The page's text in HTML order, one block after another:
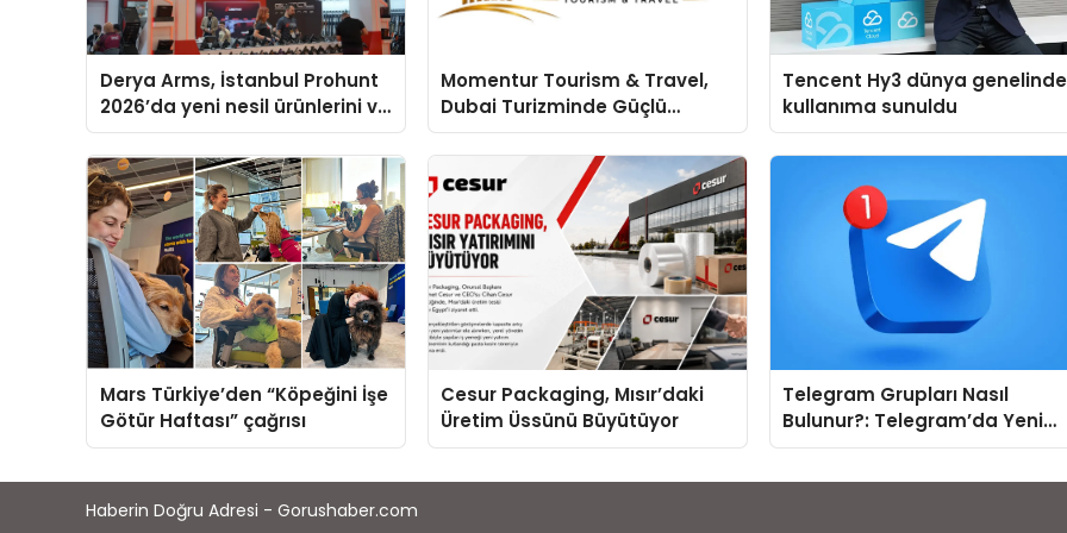
Derya Arms, İstanbul Prohunt
2026’da yeni nesil ürünlerini ve
global marka vizyonunu
sergiledi
Momentur Tourism & Travel,
Dubai Turizminde Güçlü
Operasyon Ağıyla Fark
Yaratıyor
Tencent Hy3 dünya genelinde
kullanıma sunuldu
Mars Türkiye’den “Köpeğini İşe
Götür Haftası” çağrısı
Cesur Packaging, Mısır’daki
Üretim Üssünü Büyütüyor
Telegram Grupları Nasıl
Bulunur?: Telegram’da Yeni
İnsanlarla Tanışmanın
Haberin Doğru Adresi - Gorushaber.com